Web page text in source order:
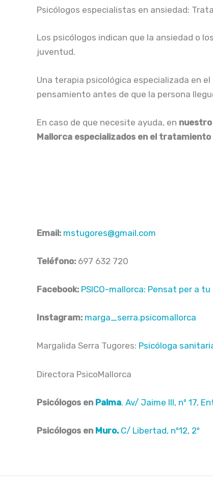
Psicólogos especialistas en ansiedad:
Los psicólogos indican que la ansiedad o
juventud.
Una terapia psicológica especializada en
pensamiento antes de que la persona
En caso de que necesite ayuda, en nuestro
Mallorca especializados en el tratamiento
Email: mstugores@gmail.com
Teléfono: 697 632 720
Facebook: PSICO-mallorca: Pensat per a tu
Instagram: marga_serra.psicomallorca
Margalida Serra Tugores: Psicóloga
Directora PsicoMallorca
Psicólogos en Palma. Av/ Jaime III, nº 17,
Psicólogos en Muro. C/ Libertad, nº12, 2º